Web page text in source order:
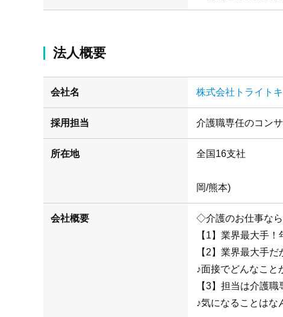
法人概要
会社名 株式会社トライト
採用担当 介護職専任のコン
所在地
(札幌/仙台
岡/熊本)
会社概要
◇介護のお仕事な
【1】業界最大手
【2】業界最大手
♪面接でどんなこと
【3】担当は介護
♪気になることはな